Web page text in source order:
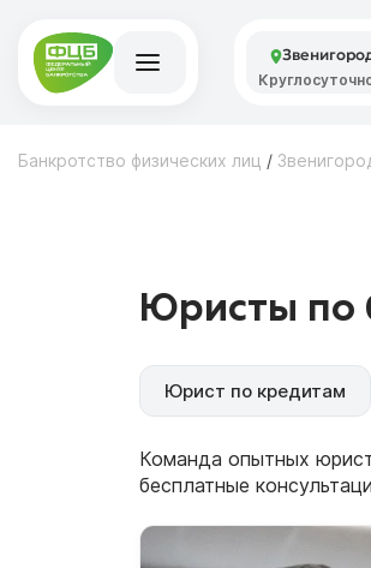
Банкротство физических лиц /
Юристы по
Юрист по кредитам
Команда опытных
бесплатные